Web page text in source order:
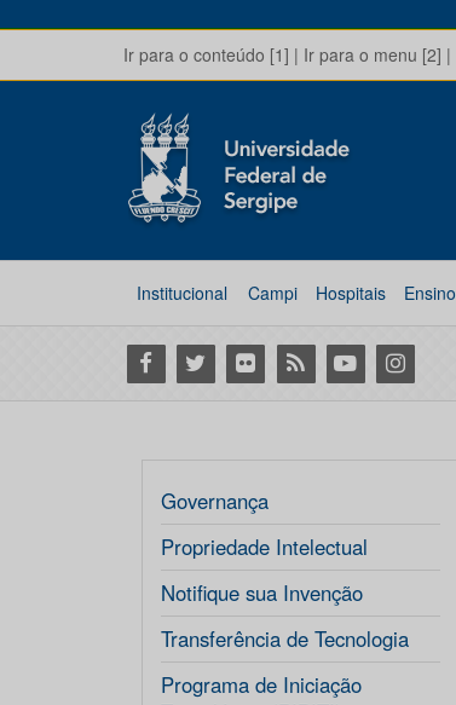
Ir para o conteúdo [1] | Ir para o menu [2] |
Institucional Campi Hospitais Ensino
Facebook
Twitter Flickr RSS YoutubeInstagram
Governança
Propriedade Intelectual
Notifique sua Invenção
Transferência de Tecnologia
Programa de Iniciação